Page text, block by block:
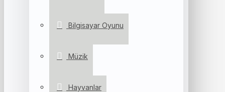
Bilgisayar Oyunu
Müzik
Hayvanlar